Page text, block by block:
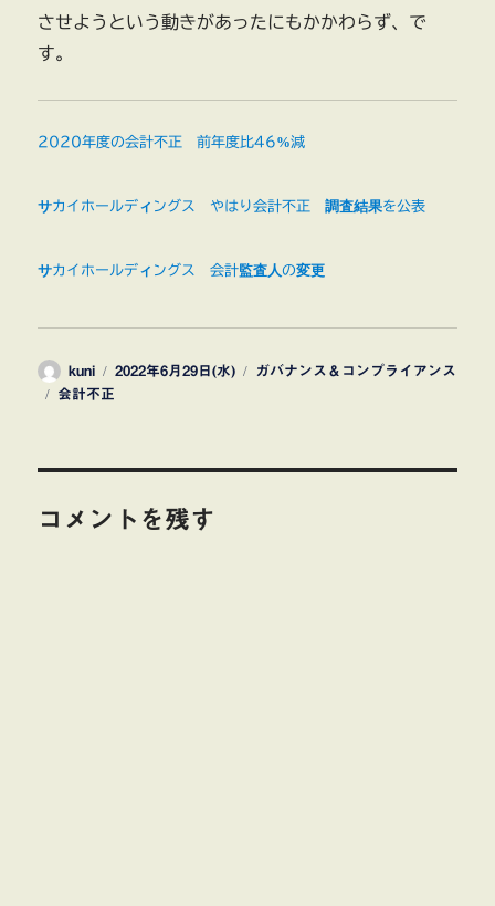
させようという動きがあったにもかかわらず、で
す。
2020年度の会計不正 前年度比46%減
サカイホールディングス やはり会計不正 調査結果を公表
サカイホールディングス 会計監査人の変更
投
稿
kuni
投
2022年6月29日(水)
カ
ガバナンス＆コンプライアンス
タ
会計不正
コメントを残す